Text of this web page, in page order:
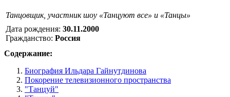
Танцовщик, участник шоу «Танцуют все» и «Танцы»
Дата рождения: 30.11.2000
Гражданство: Россия
Содержание:
Биография Ильдара Гайнутдинова
Покорение телевизионного пространства
"Танцуй"